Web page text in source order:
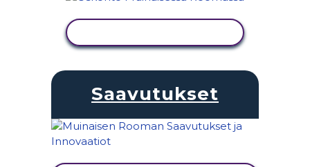
Saavutukset